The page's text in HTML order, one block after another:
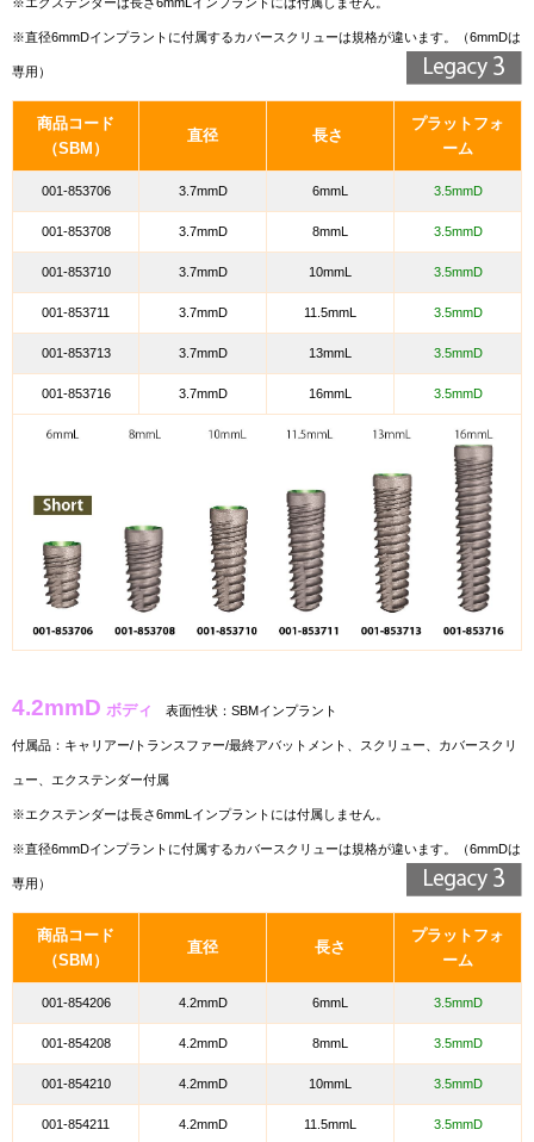
※直径6mmDインプラントに付属するカバースクリューは規格が違います。（6mmDは
専用）
商品コード
（SBM）
直径 長さ
プラットフォ
ーム
001-853706 3.7mmD 6mmL 3.5mmD
001-853708 3.7mmD 8mmL 3.5mmD
001-853710 3.7mmD 10mmL 3.5mmD
001-853711 3.7mmD 11.5mmL 3.5mmD
001-853713 3.7mmD 13mmL 3.5mmD
001-853716 3.7mmD 16mmL 3.5mmD
4.2mmD ボディ 表面性状：SBMインプラント
付属品： キャリアー/トランスファー/最終アバットメント、スクリュー、カバースクリ
ュー、エクステンダー付属
※エクステンダーは長さ6mmLインプラントには付属しません。
※直径6mmDインプラントに付属するカバースクリューは規格が違います。（6mmDは
専用）
商品コード
（SBM）
直径 長さ
プラットフォ
ーム
001-854206 4.2mmD 6mmL 3.5mmD
001-854208 4.2mmD 8mmL 3.5mmD
001-854210 4.2mmD 10mmL 3.5mmD
001-854211 4.2mmD 11.5mmL 3.5mmD